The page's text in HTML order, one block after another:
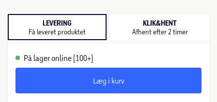
LEVERING
Få leveret produktet
KLIK&HENT
Afhent efter 2 timer
På lager online (100+)
Læg i kurv